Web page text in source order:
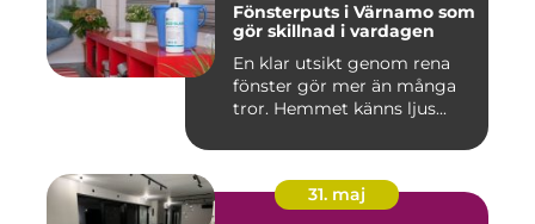
Fönsterputs i Värnamo som
gör skillnad i vardagen
En klar utsikt genom rena
fönster gör mer än många
tror. Hemmet känns ljus...
31. maj